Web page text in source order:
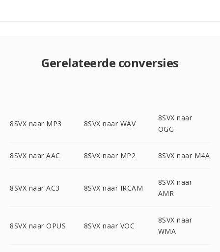
Gerelateerde conversies
8SVX naar MP3 8SVX naar WAV
8SVX naar
OGG
8SVX naar AAC 8SVX naar MP2 8SVX naar M4A
8SVX naar AC3 8SVX naar IRCAM
8SVX naar
AMR
8SVX naar OPUS 8SVX naar VOC
8SVX naar
WMA